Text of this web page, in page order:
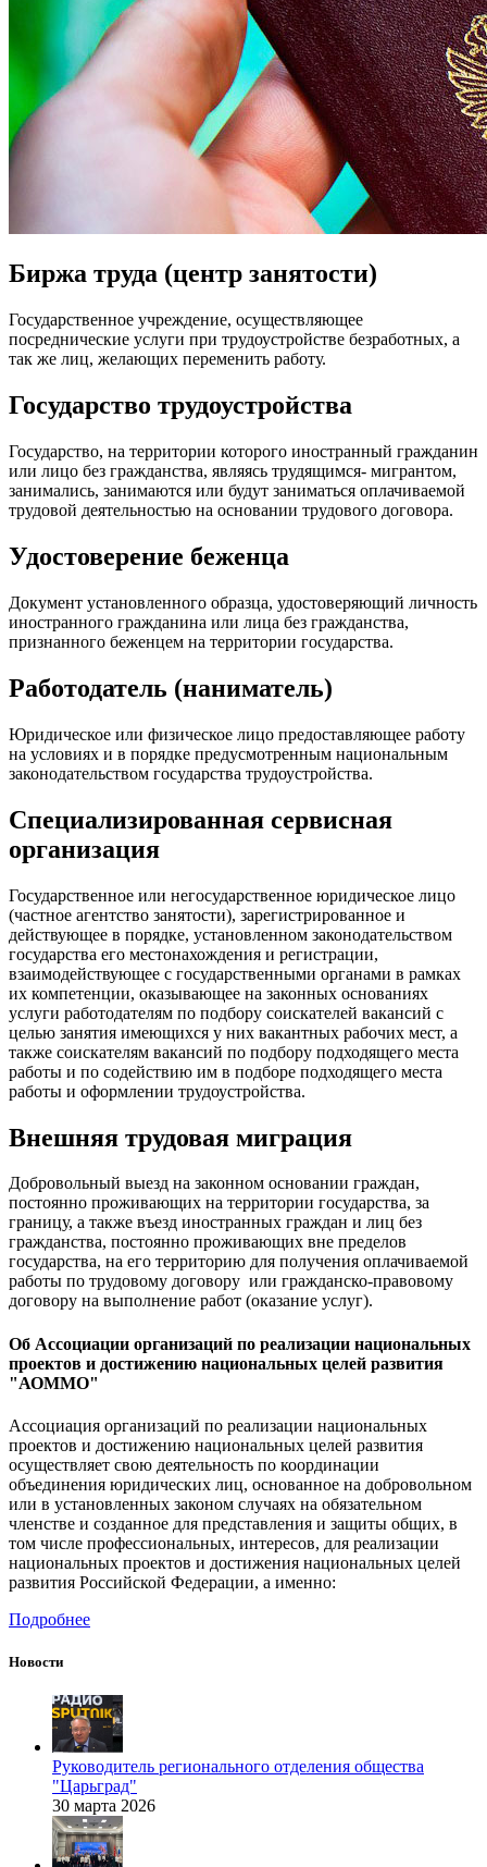
Биржа труда (центр занятости)
Государственное учреждение, осуществляющее
посреднические услуги при трудоустройстве безработных, а
так же лиц, желающих переменить работу.
Государство трудоустройства
Государство, на территории которого иностранный гражданин
или лицо без гражданства, являясь трудящимся- мигрантом,
занимались, занимаются или будут заниматься оплачиваемой
трудовой деятельностью на основании трудового договора.
Удостоверение беженца
Документ установленного образца, удостоверяющий личность
иностранного гражданина или лица без гражданства,
признанного беженцем на территории государства.
Работодатель (наниматель)
Юридическое или физическое лицо предоставляющее работу
на условиях и в порядке предусмотренным национальным
законодательством государства трудоустройства.
Специализированная сервисная
организация
Государственное или негосударственное юридическое лицо
(частное агентство занятости), зарегистрированное и
действующее в порядке, установленном законодательством
государства его местонахождения и регистрации,
взаимодействующее с государственными органами в рамках
их компетенции, оказывающее на законных основаниях
услуги работодателям по подбору соискателей вакансий с
целью занятия имеющихся у них вакантных рабочих мест, а
также соискателям вакансий по подбору подходящего места
работы и по содействию им в подборе подходящего места
работы и оформлении трудоустройства.
Внешняя трудовая миграция
Добровольный выезд на законном основании граждан,
постоянно проживающих на территории государства, за
границу, а также въезд иностранных граждан и лиц без
гражданства, постоянно проживающих вне пределов
государства, на его территорию для получения оплачиваемой
работы по трудовому договору или гражданско-правовому
договору на выполнение работ (оказание услуг).
Об Ассоциации организаций по реализации национальных
проектов и достижению национальных целей развития
"АОММО"
Ассоциация организаций по реализации национальных
проектов и достижению национальных целей развития
осуществляет свою деятельность по координации
объединения юридических лиц, основанное на добровольном
или в установленных законом случаях на обязательном
членстве и созданное для представления и защиты общих, в
том числе профессиональных, интересов, для реализации
национальных проектов и достижения национальных целей
развития Российской Федерации, а именно:
Подробнее
Новости
Руководитель регионального отделения общества
"Царьград"
30 марта 2026